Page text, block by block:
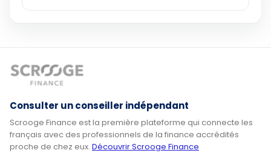
Consulter un conseiller indépendant
Scrooge Finance est la première plateforme qui connecte les
français avec des professionnels de la finance accrédités
proche de chez eux. Découvrir Scrooge Finance